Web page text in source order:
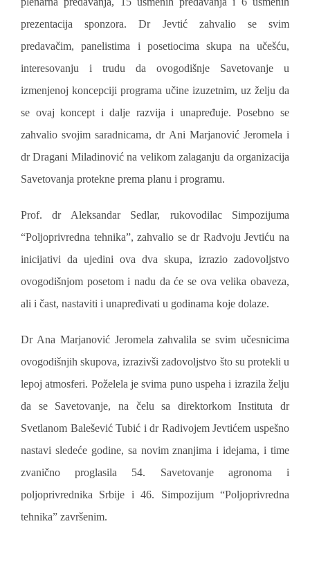
prezentacija sponzora. Dr Jevtić zahvalio se svim
predavačim, panelistima i posetiocima skupa na učešću,
interesovanju i trudu da ovogodišnje Savetovanje u
izmenjenoj koncepciji programa učine izuzetnim, uz želju da
se ovaj koncept i dalje razvija i unapređuje. Posebno se
zahvalio svojim saradnicama, dr Ani Marjanović Jeromela i
dr Dragani Miladinović na velikom zalaganju da organizacija
Savetovanja protekne prema planu i programu.
Prof. dr Aleksandar Sedlar, rukovodilac Simpozijuma
“Poljoprivredna tehnika”, zahvalio se dr Radvoju Jevtiću na
inicijativi da ujedini ova dva skupa, izrazio zadovoljstvo
ovogodišnjom posetom i nadu da će se ova velika obaveza,
ali i čast, nastaviti i unapređivati u godinama koje dolaze.
Dr Ana Marjanović Jeromela zahvalila se svim učesnicima
ovogodišnjih skupova, izrazivši zadovoljstvo što su protekli u
lepoj atmosferi. Poželela je svima puno uspeha i izrazila želju
da se Savetovanje, na čelu sa direktorkom Instituta dr
Svetlanom Balešević Tubić i dr Radivojem Jevtićem uspešno
nastavi sledeće godine, sa novim znanjima i idejama, i time
zvanično proglasila 54. Savetovanje agronoma i
poljoprivrednika Srbije i 46. Simpozijum “Poljoprivredna
tehnika” završenim.